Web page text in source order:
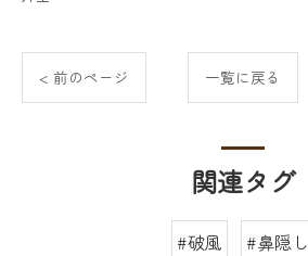
< 前のページ 一覧に戻る
関連タグ
#破風 #鼻隠し